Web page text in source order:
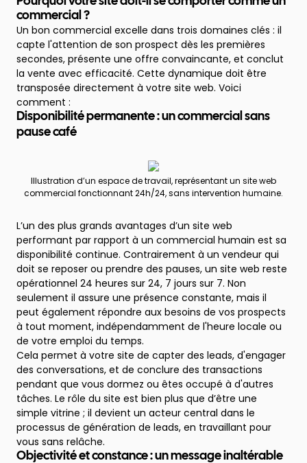
commercial ?
Un bon commercial excelle dans trois domaines clés : il
capte l'attention de son prospect dès les premières
secondes, présente une offre convaincante, et conclut
la vente avec efficacité. Cette dynamique doit être
transposée directement à votre site web. Voici
comment :
Disponibilité permanente : un commercial sans
pause café
Illustration d’un espace de travail, représentant un site web
commercial fonctionnant 24h/24, sans intervention humaine.
L’un des plus grands avantages d’un site web
performant par rapport à un commercial humain est sa
disponibilité continue. Contrairement à un vendeur qui
doit se reposer ou prendre des pauses, un site web reste
opérationnel 24 heures sur 24, 7 jours sur 7. Non
seulement il assure une présence constante, mais il
peut également répondre aux besoins de vos prospects
à tout moment, indépendamment de l'heure locale ou
de votre emploi du temps.
Cela permet à votre site de capter des leads, d'engager
des conversations, et de conclure des transactions
pendant que vous dormez ou êtes occupé à d'autres
tâches. Le rôle du site est bien plus que d’être une
simple vitrine ; il devient un acteur central dans le
processus de génération de leads, en travaillant pour
vous sans relâche.
Objectivité et constance : un message inaltérable